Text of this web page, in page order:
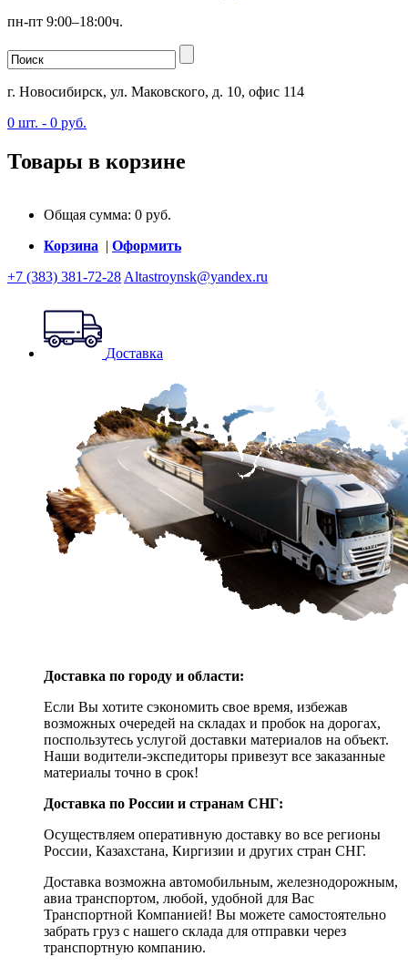
пн-пт 9:00–18:00ч.
г. Новосибирск, ул. Маковского, д. 10, офис 114
0 шт. - 0 руб.
Товары в корзине
Общая сумма: 0 руб.
Корзина | Оформить
+7 (383) 381-72-28 Altastroynsk@yandex.ru
Доставка
Доставка по городу и области:
Если Вы хотите сэкономить свое время, избежав
возможных очередей на складах и пробок на дорогах,
поспользутесь услугой доставки материалов на объект.
Наши водители-экспедиторы привезут все заказанные
материалы точно в срок!
Доставка по России и странам СНГ:
Осуществляем оперативную доставку во все регионы
России, Казахстана, Киргизии и других стран СНГ.
Доставка возможна автомобильным, железнодорожным,
авиа транспортом, любой, удобной для Вас
Транспортной Компанией! Вы можете самостоятельно
забрать груз с нашего склада для отправки через
транспортную компанию.